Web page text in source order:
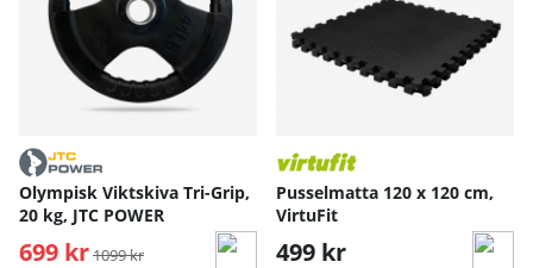
Olympisk Viktskiva Tri-Grip,
20 kg, JTC POWER
699 kr Ordinarie pris:
1099 kr
Pusselmatta 120 x 120 cm,
VirtuFit
499 kr